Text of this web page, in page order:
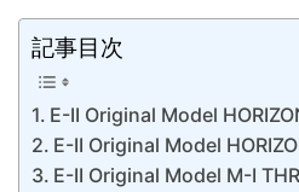
記事目次
E-II Original Model
E-II Original Model
E-II Original Model M-I